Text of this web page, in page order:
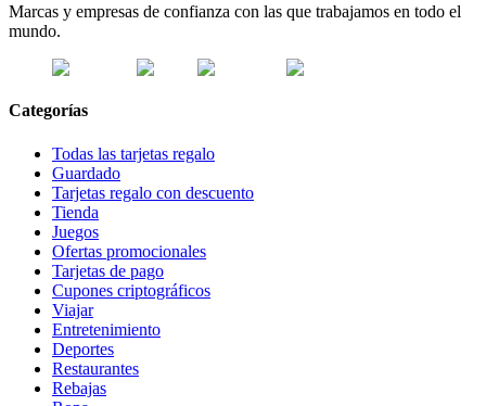
Marcas y empresas de confianza con las que trabajamos en todo el
mundo.
Categorías
Todas las tarjetas regalo
Guardado
Tarjetas regalo con descuento
Tienda
Juegos
Ofertas promocionales
Tarjetas de pago
Cupones criptográficos
Viajar
Entretenimiento
Deportes
Restaurantes
Rebajas